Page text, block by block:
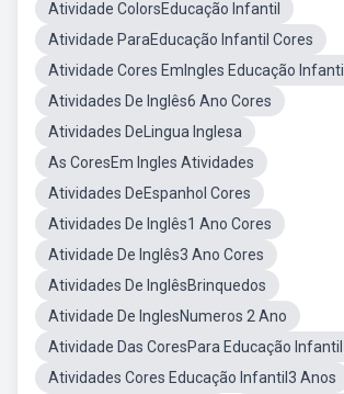
Atividade ColorsEducação Infantil
Atividade ParaEducação Infantil Cores
Atividade Cores EmIngles Educação Infantil
Atividades De Inglês6 Ano Cores
Atividades DeLingua Inglesa
As CoresEm Ingles Atividades
Atividades DeEspanhol Cores
Atividades De Inglês1 Ano Cores
Atividade De Inglês3 Ano Cores
Atividades De InglêsBrinquedos
Atividade De InglesNumeros 2 Ano
Atividade Das CoresPara Educação Infantil
Atividades Cores Educação Infantil3 Anos